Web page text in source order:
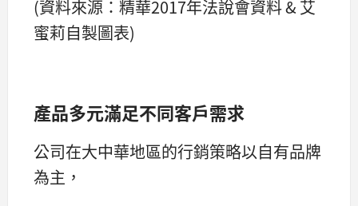
(資料來源：精華2017年法說會資料 & 艾
蜜莉自製圖表)
產品多元滿足不同客戶需求
公司在大中華地區的行銷策略以自有品牌
為主，